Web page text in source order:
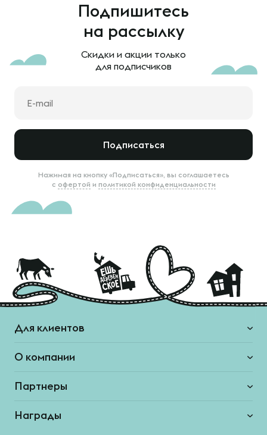
Подпишитесь
на рассылку
Скидки и акции только
для подписчиков
Подписаться
Нажимая на кнопку «Подписаться», вы соглашаетесь
с офертой и политикой конфиденциальности
Для клиентов
О компании
Партнеры
Награды